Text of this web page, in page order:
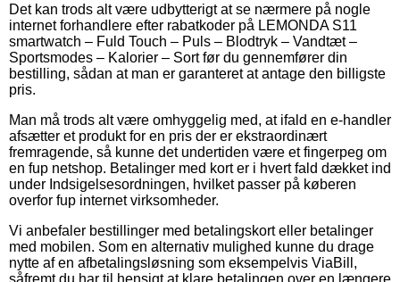
Det kan trods alt være udbytterigt at se nærmere på nogle
internet forhandlere efter rabatkoder på LEMONDA S11
smartwatch – Fuld Touch – Puls – Blodtryk – Vandtæt –
Sportsmodes – Kalorier – Sort før du gennemfører din
bestilling, sådan at man er garanteret at antage den billigste
pris.
Man må trods alt være omhyggelig med, at ifald en e-handler
afsætter et produkt for en pris der er ekstraordinært
fremragende, så kunne det undertiden være et fingerpeg om
en fup netshop. Betalinger med kort er i hvert fald dækket ind
under Indsigelsesordningen, hvilket passer på køberen
overfor fup internet virksomheder.
Vi anbefaler bestillinger med betalingskort eller betalinger
med mobilen. Som en alternativ mulighed kunne du drage
nytte af en afbetalingsløsning som eksempelvis ViaBill,
såfremt du har til hensigt at klare betalingen over en længere